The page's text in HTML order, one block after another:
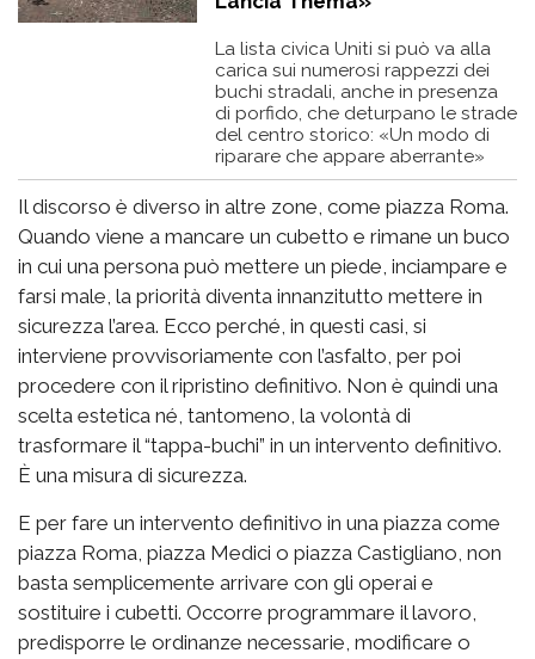
La lista civica Uniti si può va alla
carica sui numerosi rappezzi dei
buchi stradali, anche in presenza
di porfido, che deturpano le strade
del centro storico: «Un modo di
riparare che appare aberrante»
Il discorso è diverso in altre zone, come piazza Roma.
Quando viene a mancare un cubetto e rimane un buco
in cui una persona può mettere un piede, inciampare e
farsi male, la priorità diventa innanzitutto mettere in
sicurezza l’area. Ecco perché, in questi casi, si
interviene provvisoriamente con l’asfalto, per poi
procedere con il ripristino definitivo. Non è quindi una
scelta estetica né, tantomeno, la volontà di
trasformare il “tappa-buchi” in un intervento definitivo.
È una misura di sicurezza.
E per fare un intervento definitivo in una piazza come
piazza Roma, piazza Medici o piazza Castigliano, non
basta semplicemente arrivare con gli operai e
sostituire i cubetti. Occorre programmare il lavoro,
predisporre le ordinanze necessarie, modificare o